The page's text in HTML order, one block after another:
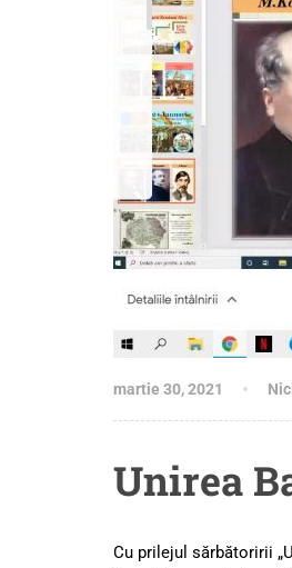
martie 30, 2021
Unirea
Cu prilejul sărbătoririi